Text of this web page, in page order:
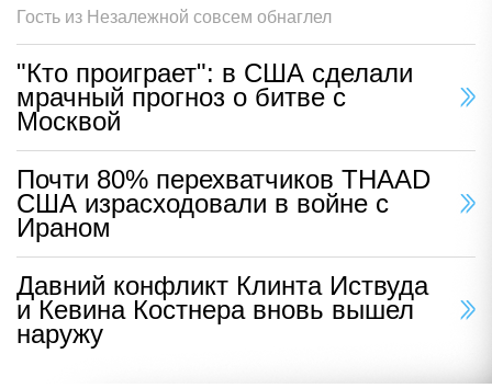
Гость из Незалежной совсем обнаглел
"Кто проиграет": в США сделали
мрачный прогноз о битве с
Москвой
Почти 80% перехватчиков THAAD
США израсходовали в войне с
Ираном
Давний конфликт Клинта Иствуда
и Кевина Костнера вновь вышел
наружу